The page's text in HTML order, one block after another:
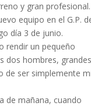
y gran profesional.
equipo en el G.P.
día 3 de junio.
rendir un pequeño
dos hombres,
de ser simplemente
de mañana, cuando